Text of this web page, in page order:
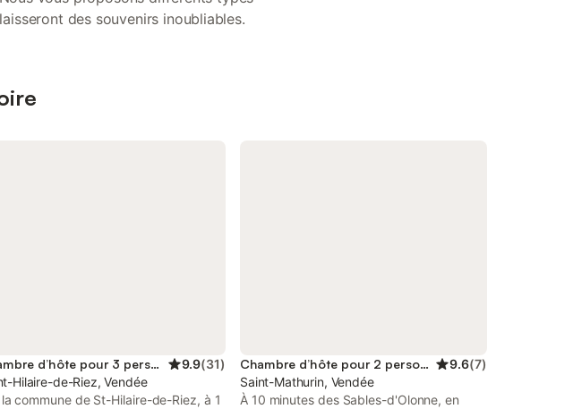
des souvenirs inoubliables.
Chambre d’hôte pour 3 personnes 9.9(31)
Hilaire-de-Riez, Vendée
la commune de St-Hilaire-de-Riez, à 1
Chambre d’hôte pour 2 personnes 9.6(7)
Saint-Mathurin, Vendée
À 10 minutes des Sables-d'Olonne, en